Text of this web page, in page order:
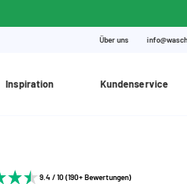
Über uns
Inspiration Kundenservice
9.4 / 10 (190+ Bewertungen)